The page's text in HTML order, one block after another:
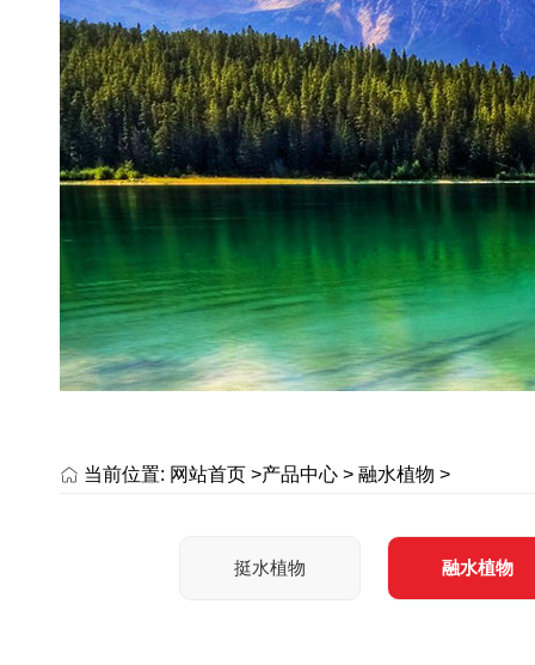
当前位置: 网站首页 >产品中心 > 融水植物 >
挺水植物 融水植物